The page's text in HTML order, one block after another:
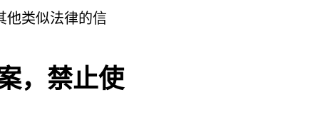
他类似法律的信
，禁止使